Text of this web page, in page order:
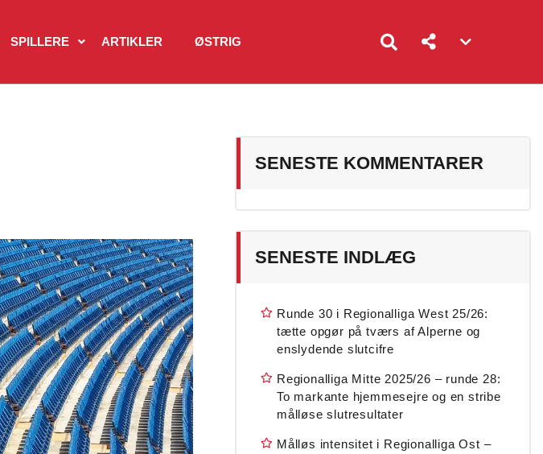
SPILLERE ARTIKLER ØSTRIG
toggle
SENESTE KOMMENTARER
SENESTE INDLÆG
Runde 30 i Regionalliga West 25/26:
tætte opgør på tværs af Alperne og
enslydende slutcifre
Regionalliga Mitte 2025/26 – runde 28:
To markante hjemmesejre og en stribe
målløse slutresultater
Målløs intensitet i Regionalliga Ost –